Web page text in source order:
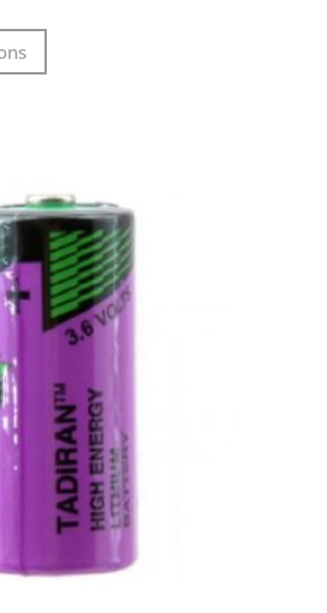
Ce
options
peuvent
être
choisies
sur
page
du
produit